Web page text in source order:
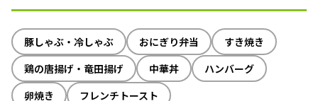
豚しゃぶ・冷しゃぶ おにぎり弁当
すき焼き
鶏の唐揚げ・竜田揚げ
中華丼
ハンバーグ
卵焼き
フレンチトースト